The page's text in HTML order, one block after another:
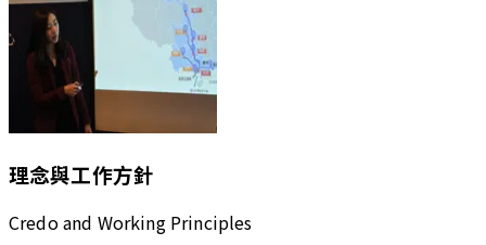
理念與工作方針
Credo and Working Principles